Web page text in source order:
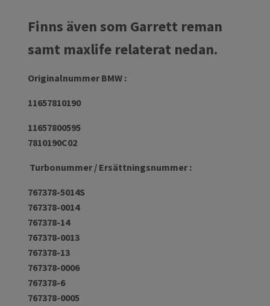
Finns även som Garrett reman
samt maxlife relaterat nedan.
Originalnummer BMW :
11657810190
11657800595
7810190C02
Turbonummer / Ersättningsnummer :
767378-5014S
767378-0014
767378-14
767378-0013
767378-13
767378-0006
767378-6
767378-0005